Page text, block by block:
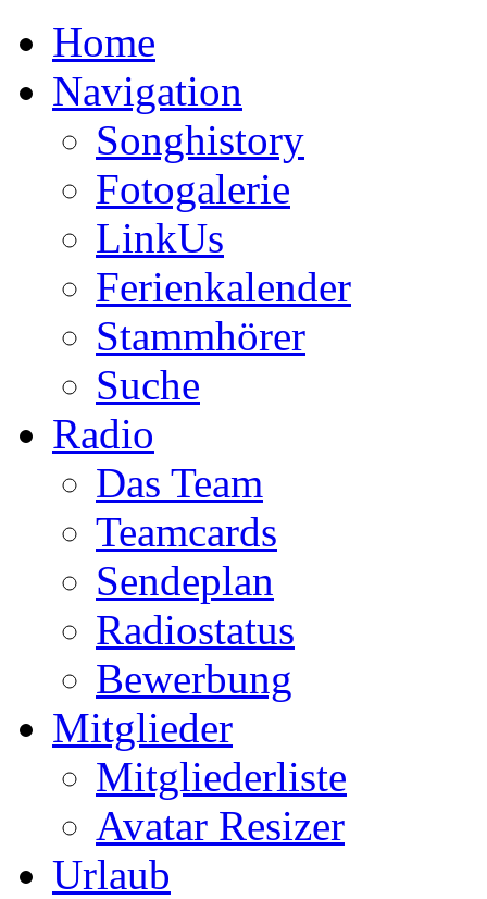
Home
Navigation
Songhistory
Fotogalerie
LinkUs
Ferienkalender
Stammhörer
Suche
Radio
Das Team
Teamcards
Sendeplan
Radiostatus
Bewerbung
Mitglieder
Mitgliederliste
Avatar Resizer
Urlaub